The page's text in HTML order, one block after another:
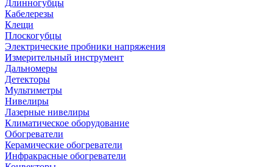
Длинногубцы
Кабелерезы
Клещи
Плоскогубцы
Электрические пробники напряжения
Измерительный инструмент
Дальномеры
Детекторы
Мультиметры
Нивелиры
Лазерные нивелиры
Климатическое оборудование
Обогреватели
Керамические обогреватели
Инфракрасные обогреватели